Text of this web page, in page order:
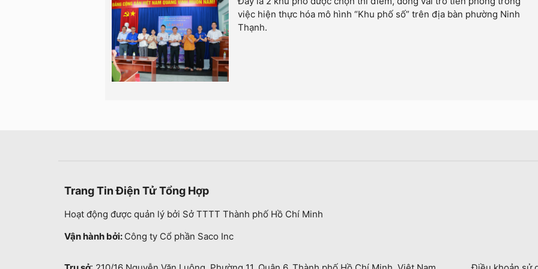
việc hiện thực hóa mô hình “Khu phố số” trên địa bàn phường Ninh
Thạnh.
Trang Tin Điện Tử Tổng Hợp
Hoạt động được quản lý bởi Sở TTTT Thành phố Hồ Chí Minh
Vận hành bởi: Công ty Cổ phần Saco Inc